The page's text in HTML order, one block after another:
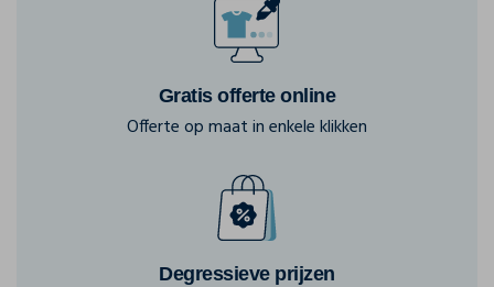
Gratis offerte online
Offerte op maat in enkele klikken
Degressieve prijzen